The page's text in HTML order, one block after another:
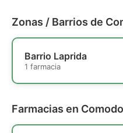
Zonas / Barrios de
Barrio Laprida
1 farmacia
Farmacias en